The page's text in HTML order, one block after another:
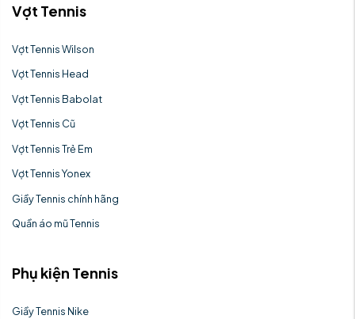
Vợt Tennis
Vợt Tennis Wilson
Vợt Tennis Head
Vợt Tennis Babolat
Vợt Tennis Cũ
Vợt Tennis Trẻ Em
Vợt Tennis Yonex
Giầy Tennis chính hãng
Quần áo mũ Tennis
Phụ kiện Tennis
Giầy Tennis Nike